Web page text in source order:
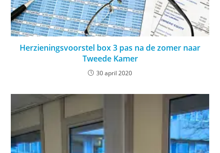
Herzieningsvoorstel box 3 pas na de zomer naar
Tweede Kamer
30 april 2020